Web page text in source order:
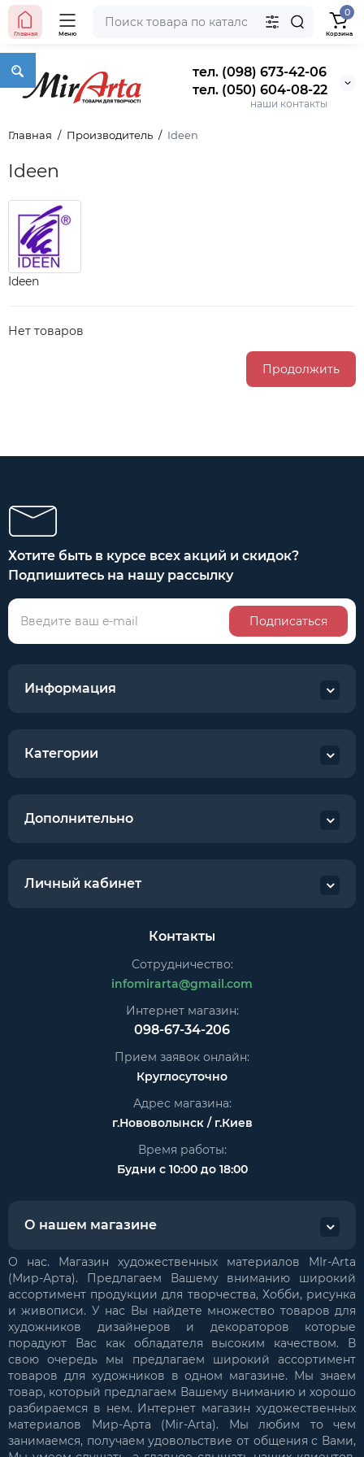
тел. (098) 673-42-06
тел. (050) 604-08-22
наши контакты
Главная Меню
0
Корзина
Главная Производитель Ideen
Ideen
Ideen
Нет товаров
Продолжить
Хотите быть в курсе всех акций и скидок?
Подпишитесь на нашу рассылку
Подписаться
Информация
Категории
Дополнительно
Личный кабинет
Контакты
Сотрудничество:
infomirarta@gmail.com
Интернет магазин:
098-67-34-206
Прием заявок онлайн:
Круглосуточно
Адрес магазина:
г.Нововолынск / г.Киев
Время работы:
Будни с 10:00 до 18:00
О нашем магазине
О нас. Магазин художественных материалов MIr-Arta
(Мир-Арта). Предлагаем Вашему вниманию широкий
ассортимент продукции для творчества, Хобби, рисунка
и живописи. У нас Вы найдете множество товаров для
художников дизайнеров и декораторов которые
порадуют Вас как обладателя высоким качеством. В
свою очередь мы предлагаем широкий ассортимент
товаров для художников в одном магазине. Мы знаем
товар, который предлагаем Вашему вниманию и хорошо
разбираемся в нем. Интернет магазин художественных
материалов Мир-Арта (Mir-Arta). Мы любим то чем
занимаемся, получаем удовольствие от общения с Вами,